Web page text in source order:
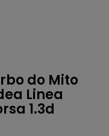
do Mito
Linea
1.3d